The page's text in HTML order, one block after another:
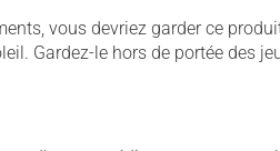
vous devriez garder ce
Gardez-le hors de portée des